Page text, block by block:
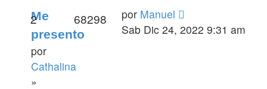
Me
presento
por
Cathalina
»
2 68298 por Manuel
Sab Dic 24, 2022 9:31 am